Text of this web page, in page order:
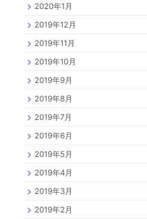
2020年1月
2019年12月
2019年11月
2019年10月
2019年9月
2019年8月
2019年7月
2019年6月
2019年5月
2019年4月
2019年3月
2019年2月